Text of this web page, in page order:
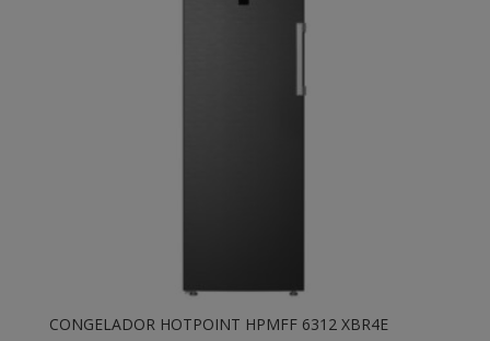
CONGELADOR HOTPOINT HPMFF 6312 XBR4E